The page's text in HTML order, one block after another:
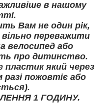
в нашому
Вам не один рік,
переважити
велосипед або
про дитинство.
який через
пожовтіє або
1 ГОДИНУ.